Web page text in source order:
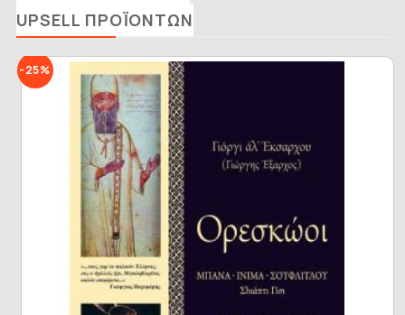
UPSELL ΠΡΟΪΌΝΤΩΝ
-25%